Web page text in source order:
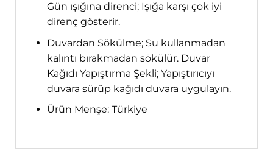
Gün ışığına direnci; Işığa karşı çok iyi
direnç gösterir.
Duvardan Sökülme; Su kullanmadan
kalıntı bırakmadan sökülür. Duvar
Kağıdı Yapıştırma Şekli; Yapıştırıcıyı
duvara sürüp kağıdı duvara uygulayın.
Ürün Menşe: Türkiye